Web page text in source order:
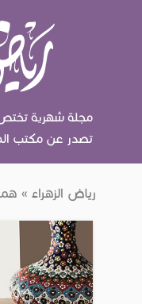
مجلة شهرية
تصدر عن مكتب
رياض الزهراء »